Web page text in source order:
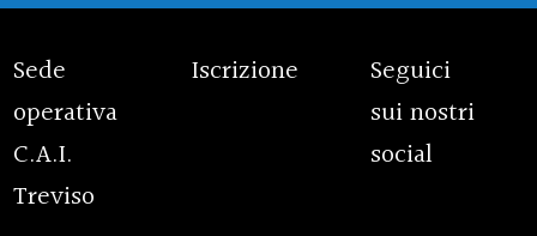
Sede
operativa
C.A.I.
Treviso
Iscrizione
Seguici
sui nostri
social